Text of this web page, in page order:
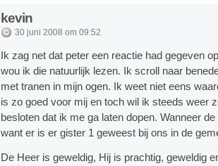
kevin
30 juni 2008 om 09:52
Ik zag net dat peter een reactie had gegeven
wou ik die natuurlijk lezen. Ik scroll naar
met tranen in mijn ogen. Ik weet niet eens
is zo goed voor mij en toch wil ik steeds weer
besloten dat ik me ga laten dopen. Wanneer
want er is er gister 1 geweest bij ons in de
De Heer is geweldig, Hij is prachtig, geweldig